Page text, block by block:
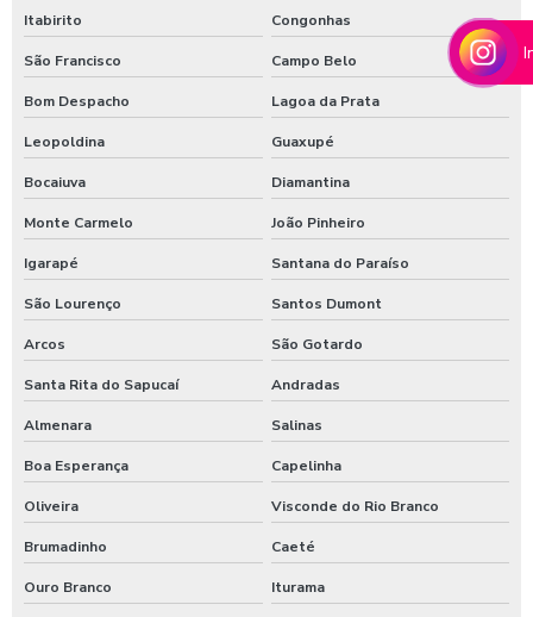
Preço de controlador de banho
Produto para higienização interna de veiculos
Produtos para lavagem de caminhões
Produtos para limpeza interna automotiva
Produtos quimico para lavagem de caminhão
Produtos quimicos para lavagem automotiva
Produtos para tratamento de agua
Shampoo de lavar carros
Shampoozeira a ar
Shampoozeira automotiva
Shampoozeira automotiva manual
Shampoozeira automotiva pneumática
Itabirito Congonhas
São Francisco Campo Belo
Bom Despacho Lagoa da Prata
Leopoldina Guaxupé
Bocaiuva Diamantina
Monte Carmelo João Pinheiro
Igarapé Santana do Paraíso
São Lourenço Santos Dumont
Arcos São Gotardo
Santa Rita do Sapucaí Andradas
Almenara Salinas
Boa Esperança Capelinha
Oliveira Visconde do Rio Branco
Brumadinho Caeté
Ouro Branco Iturama